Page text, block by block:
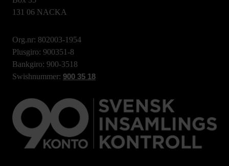
131 06 NACKA
Org.nr: 802003-1954
Plusgiro: 900351-8
Bankgiro: 900-3518
Swishnummer: 900 35 18